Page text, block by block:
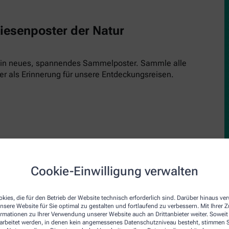
Cookie-Einwilligung verwalten
die für den Betrieb der Website technisch erforderlich sind. Darüber hinaus
Website für Sie optimal zu gestalten und fortlaufend zu verbessern. Mit Ihrer
zu Ihrer Verwendung unserer Website auch an Drittanbieter weiter. Soweit
werden, in denen kein angemessenes Datenschutzniveau besteht, stimmen
der Natur
neues, spannendes Sammelposter. Sammle alle
als Erinnerung für unsere Entdeckungsreisen.
Inspektor! Einfach kostenlos runterladen, ausdrucken und
und schau genau hin. Jede Ausgabe bringt einen neuen